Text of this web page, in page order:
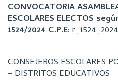
CONVOCATORIA
ESCOLARES ELECTOS
1524/2024 C.P.E: r_1524_2024
CONSEJEROS ESCOLARES
– DISTRITOS EDUCATIVOS